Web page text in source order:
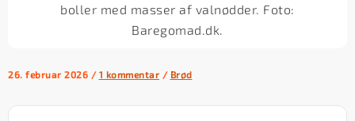
boller med masser af valnødder. Foto:
Baregomad.dk.
26. februar 2026 / 1 kommentar / Brød